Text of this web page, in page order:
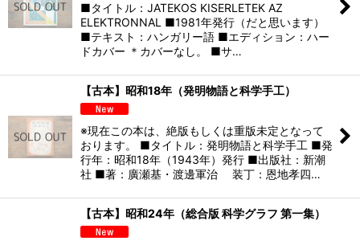
■タイトル：JATEKOS KISERLETEK AZ
ELEKTRONNAL ■1981年発行（だと思います）
■テキスト：ハンガリー語 ■エディション：ハー
ドカバー ＊カバーなし。 ■サ…
【古本】昭和18年（発明物語と科学手工）
※現在この本は、絶版もしくは重版未定となって
おります。 ■タイトル：発明物語と科学手工 ■発
行年：昭和18年（1943年）発行 ■出版社：新潮
社 ■著：廣瀬基・渡邊軍治 装丁：恩地孝四…
【古本】昭和24年（総合版 科学グラフ 第一集）